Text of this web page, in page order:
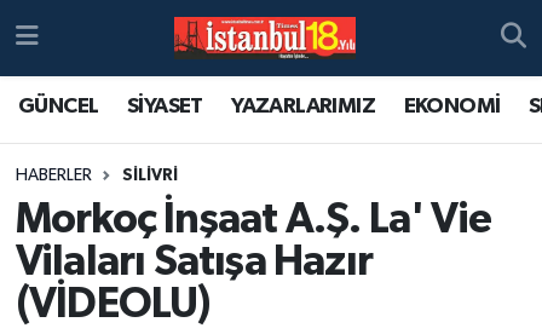
GÜNCEL SİYASET YAZARLARIMIZ EKONOMİ
HABERLER SİLİVRİ
Morkoç İnşaat A.Ş. La' Vie
Vilaları Satışa Hazır
(VİDEOLU)